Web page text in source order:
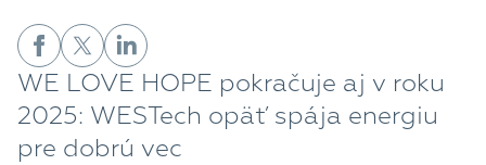
WE LOVE HOPE pokračuje aj v roku
2025: WESTech opäť spája energiu
pre dobrú vec